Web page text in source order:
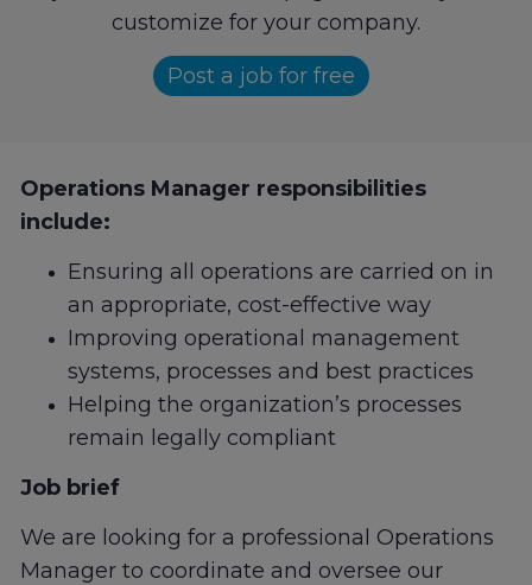
customize for your company.
Post a job for free
Operations Manager responsibilities
include:
Ensuring all operations are carried on in
an appropriate, cost-effective way
Improving operational management
systems, processes and best practices
Helping the organization’s processes
remain legally compliant
Job brief
We are looking for a professional Operations
Manager to coordinate and oversee our